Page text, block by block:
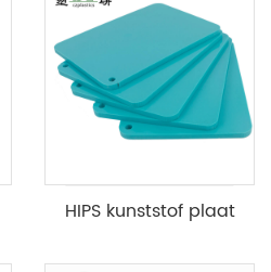
HIPS kunststof plaat